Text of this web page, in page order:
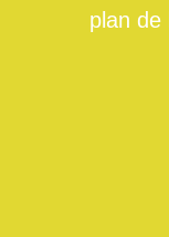
plan de